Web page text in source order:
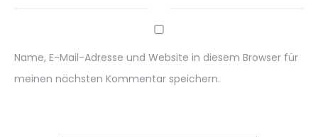
Name, E-Mail-Adresse und Website in diesem Browser für
meinen nächsten Kommentar speichern.